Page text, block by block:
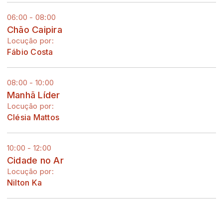
06:00 - 08:00
Chão Caipira
Locução por:
Fábio Costa
08:00 - 10:00
Manhã Líder
Locução por:
Clésia Mattos
10:00 - 12:00
Cidade no Ar
Locução por:
Nilton Ka